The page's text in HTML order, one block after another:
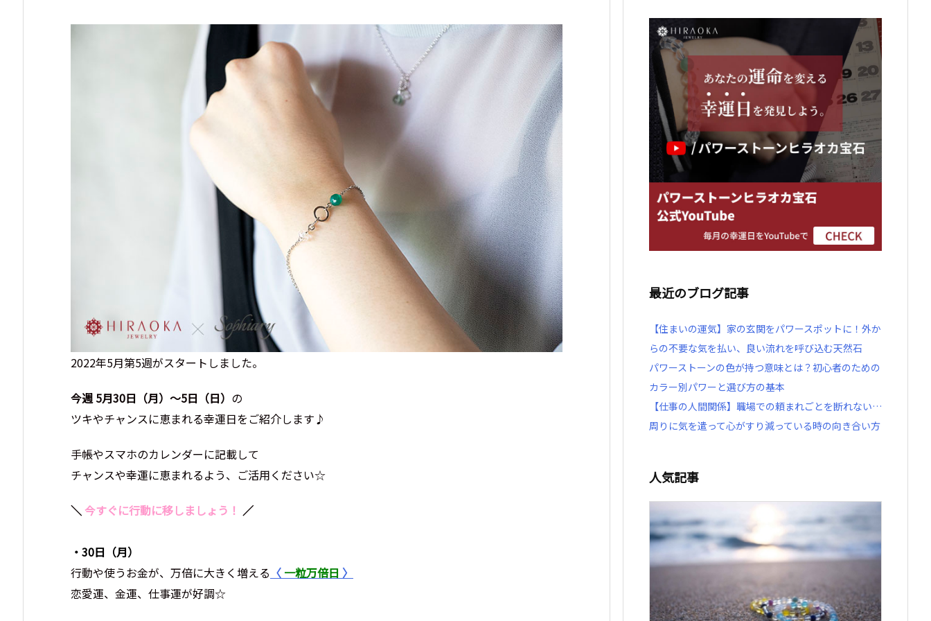
2022年5月第5週がスタートしました。
今週 5月30日（月）～5日（日） の
ツキやチャンスに恵まれる幸運日をご紹介します♪
手帳やスマホのカレンダーに記載して
チャンスや幸運に恵まれるよう、ご活用ください☆
＼今すぐに行動に移しましょう！ ／
・30日（月）
行動や使うお金が、万倍に大きく増える 〈 一粒万倍日 〉
恋愛運、金運、仕事運が好調☆
最近のブログ記事
【住まいの運気】家の玄関をパワースポットに！外か
らの不要な気を払い、良い流れを呼び込む天然石
パワーストーンの色が持つ意味とは？初心者のための
カラー別パワーと選び方の基本
【仕事の人間関係】職場での頼まれごとを断れない…
周りに気を遣って心がすり減っている時の向き合い方
人気記事